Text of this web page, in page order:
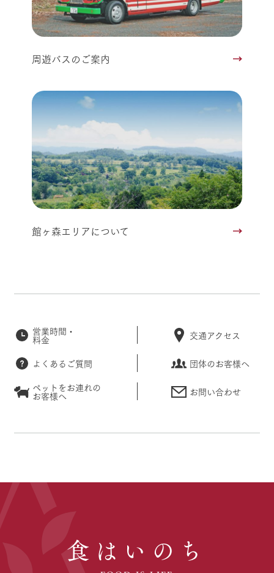
周遊バスのご案内
館ヶ森エリアについて
営業時間・
料金 交通アクセス
よくあるご質問
団体のお客様へ
ペットをお連れの
お客様へ お問い合わせ
食はいのち